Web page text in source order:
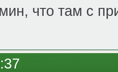
что там с